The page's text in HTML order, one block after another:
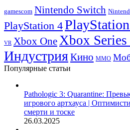
gamescom Nintendo Switch
PlayStation 4
VR Xbox OneXbox Series
ИндустрияКино ММО
Популярные статьи
Pathologic 3: Quarantine:
игрового артхауса |
смерти и тоске
26.03.2025